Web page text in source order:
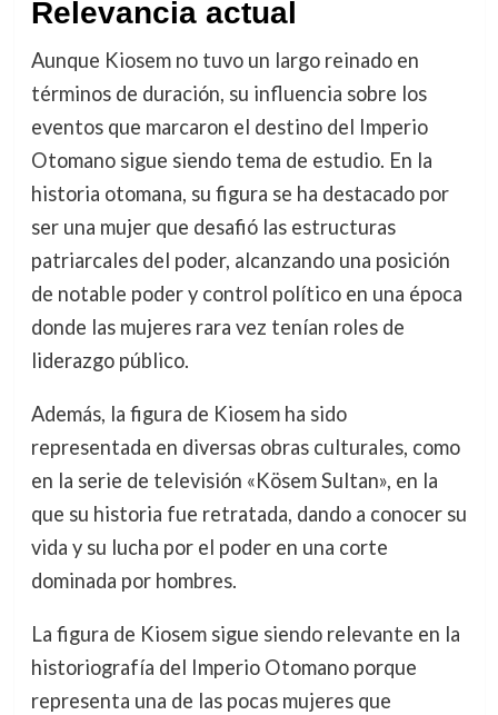
Relevancia actual
Aunque Kiosem no tuvo un largo reinado en
términos de duración, su influencia sobre los
eventos que marcaron el destino del Imperio
Otomano sigue siendo tema de estudio. En la
historia otomana, su figura se ha destacado por
ser una mujer que desafió las estructuras
patriarcales del poder, alcanzando una posición
de notable poder y control político en una época
donde las mujeres rara vez tenían roles de
liderazgo público.
Además, la figura de Kiosem ha sido
representada en diversas obras culturales, como
en la serie de televisión «Kösem Sultan», en la
que su historia fue retratada, dando a conocer su
vida y su lucha por el poder en una corte
dominada por hombres.
La figura de Kiosem sigue siendo relevante en la
historiografía del Imperio Otomano porque
representa una de las pocas mujeres que